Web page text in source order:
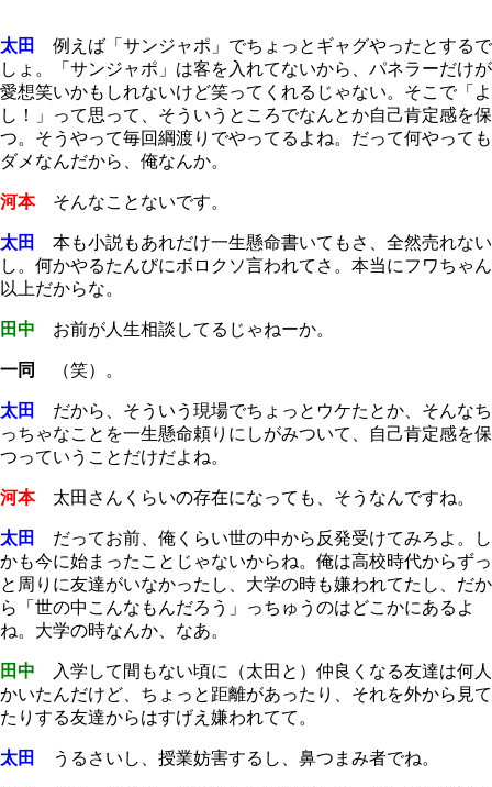
太田
例えば「サンジャポ」でちょっとギャグやったとするで
しょ。「サンジャポ」は客を入れてないから、パネラーだけが
愛想笑いかもしれないけど笑ってくれるじゃない。そこで「よ
し！」って思って、そういうところでなんとか自己肯定感を保
つ。そうやって毎回綱渡りでやってるよね。だって何やっても
ダメなんだから、俺なんか。
河本そんなことないです。
太田
本も小説もあれだけ一生懸命書いてもさ、全然売れない
し。何かやるたんびにボロクソ言われてさ。本当にフワちゃん
以上だからな。
田中 お前が人生相談してるじゃねーか。
一同 （笑）。
太田
だから、そういう現場でちょっとウケたとか、そんなち
っちゃなことを一生懸命頼りにしがみついて、自己肯定感を保
つっていうことだけだよね。
河本太田さんくらいの存在になっても、そうなんですね。
太田
だってお前、俺くらい世の中から反発受けてみろよ。し
かも今に始まったことじゃないからね。俺は高校時代からずっ
と周りに友達がいなかったし、大学の時も嫌われてたし、だか
ら「世の中こんなもんだろう」っちゅうのはどこかにあるよ
ね。大学の時なんか、なあ。
田中 入学して間もない頃に（太田と）仲良くなる友達は何人
かいたんだけど、ちょっと距離があったり、それを外から見て
たりする友達からはすげえ嫌われてて。
太田 うるさいし、授業妨害するし、鼻つまみ者でね。